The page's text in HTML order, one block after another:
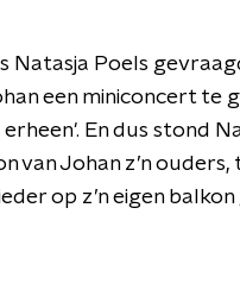
Natasja Poels
een miniconcert te
En dus stond
Johan z’n ouders,
op z’n eigen